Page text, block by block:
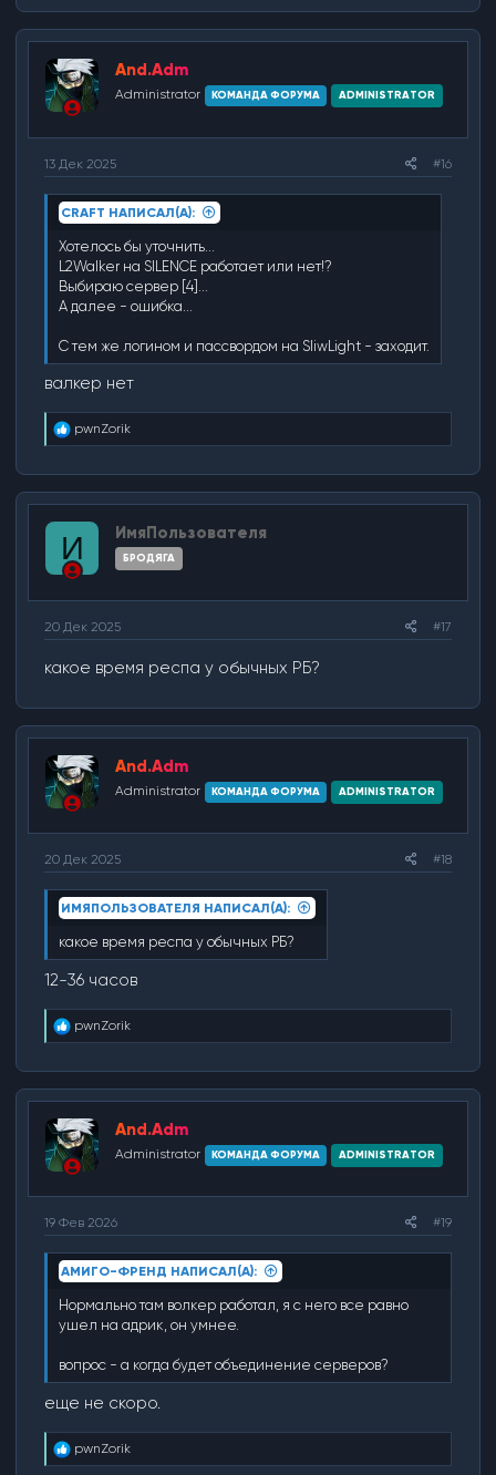
And.Adm
Administrator КОМАНДА ФОРУМА ADMINISTRATOR
13 Дек 2025 #16
CRAFT НАПИСАЛ(А):
Хотелось бы уточнить...
L2Walker на SILENCE работает или нет!?
Выбираю сервер [4]...
А далее - ошибка...
С тем же логином и пассвордом на SliwLight - заходит.
валкер нет
Р
е
и
:
pwnZorik
И ИмяПользователя
БРОДЯГА
20 Дек 2025 #17
какое время респа у обычных РБ?
And.Adm
Administrator КОМАНДА ФОРУМА ADMINISTRATOR
20 Дек 2025 #18
ИМЯПОЛЬЗОВАТЕЛЯ НАПИСАЛ(А):
какое время респа у обычных РБ?
12-36 часов
Р
е
к
ц
и
:
pwnZorik
And.Adm
Administrator КОМАНДА ФОРУМА ADMINISTRATOR
19 Фев 2026 #19
АМИГО-ФРЕНД НАПИСАЛ(А):
Нормально там волкер работал, я с него все равно
ушел на адрик, он умнее.
вопрос - а когда будет объединение серверов?
еще не скоро.
Р
е
pwnZorik